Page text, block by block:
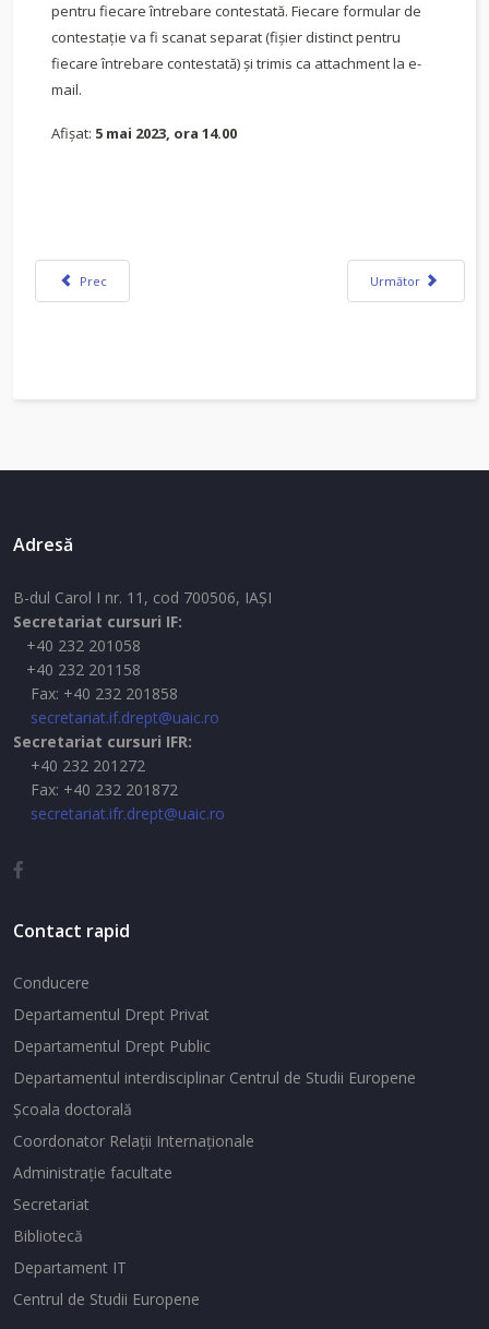
pentru fiecare întrebare contestată. Fiecare formular de
contestație va fi scanat separat (fișier distinct pentru
fiecare întrebare contestată) și trimis ca attachment la e-
mail.
Afișat: 5 mai 2023, ora 14.00
Articol precedent: Rezultate simulare examen de licenţă - 5 mai 2023
Prec Articolul următor:
Următor
Adresă
B-dul Carol I nr. 11, cod 700506, IAŞI
Secretariat cursuri IF:
+40 232 201058
+40 232 201158
Fax: +40 232 201858
secretariat.if.drept@uaic.ro
Secretariat cursuri IFR:
+40 232 201272
Fax: +40 232 201872
secretariat.ifr.drept@uaic.ro
Contact rapid
Conducere
Departamentul Drept Privat
Departamentul Drept Public
Departamentul interdisciplinar Centrul de Studii Europene
Şcoala doctorală
Coordonator Relaţii Internaţionale
Administraţie facultate
Secretariat
Bibliotecă
Departament IT
Centrul de Studii Europene